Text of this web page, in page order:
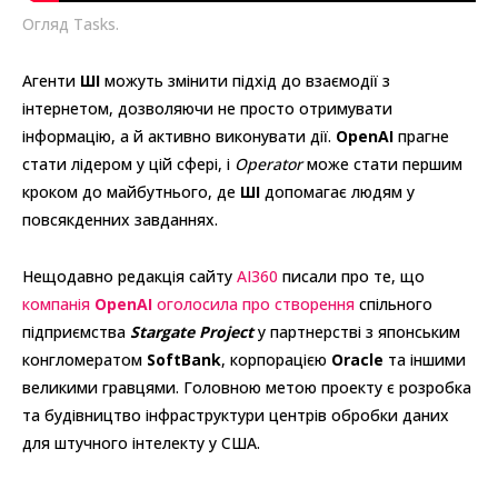
Огляд Tasks.
Агенти ШІ можуть змінити підхід до взаємодії з
інтернетом, дозволяючи не просто отримувати
інформацію, а й активно виконувати дії. OpenAI прагне
стати лідером у цій сфері, і Operatorможе стати першим
кроком до майбутнього, де ШІ допомагає людям у
повсякденних завданнях.
Нещодавно редакція сайту AI360 писали про те, що
компанія OpenAI оголосила про створення спільного
підприємства Stargate Projectу партнерстві з японським
конгломератом SoftBank, корпорацією Oracle та іншими
великими гравцями. Головною метою проекту є розробка
та будівництво інфраструктури центрів обробки даних
для штучного інтелекту у США.